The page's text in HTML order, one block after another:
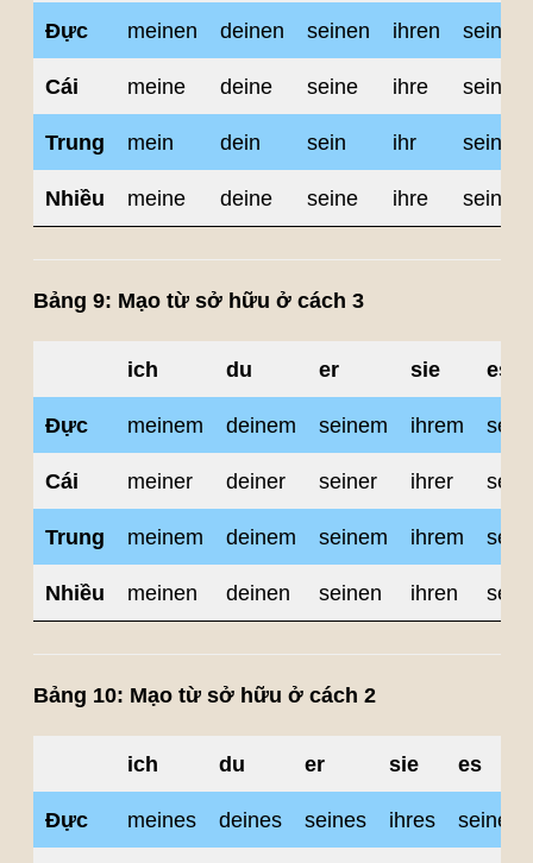
Đực meinen deinen seinen ihren seinen
Cái meine deine seine ihre seine
Trung mein dein sein ihr sein
Nhiều meine deine seine ihre seine
Bảng 9: Mạo từ sở hữu ở cách 3
ich du er sie es
Đực meinem deinem seinem ihrem
Cái meiner deiner seiner ihrer
Trung meinem deinem seinem ihrem
Nhiều meinen deinen seinen ihren
Bảng 10: Mạo từ sở hữu ở cách 2
ich du er sie es
Đực meines deines seines ihres seines